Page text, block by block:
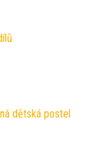
dětská postel